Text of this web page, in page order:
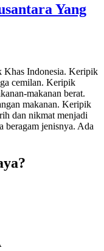
Yang
Khas Indonesia. Keripik
cemilan. Keripik
makanan berat.
makanan. Keripik
dan nikmat menjadi
beragam jenisnya. Ada